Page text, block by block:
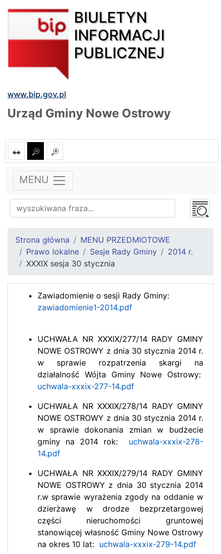
BIULETYN
INFORMACJI
PUBLICZNEJ
www.bip.gov.pl
Urząd Gminy Nowe Ostrowy
MENU
Strona główna
MENU PRZEDMIOTOWE
Prawo lokalne
Sesje Rady Gminy
2014 r.
XXXIX sesja 30 stycznia
Zawiadomienie o sesji Rady Gminy:
zawiadomienie1-2014.pdf
UCHWAŁA NR XXXIX/277/14 RADY GMINY
NOWE OSTROWY z dnia 30 stycznia 2014 r.
w sprawie rozpatrzenia skargi na
działalność Wójta Gminy Nowe Ostrowy:
uchwala-xxxix-277-14.pdf
UCHWAŁA NR XXXIX/278/14 RADY GMINY
NOWE OSTROWY z dnia 30 stycznia 2014 r.
w sprawie dokonania zmian w budżecie
gminy na 2014 rok:
uchwala-xxxix-278-
14.pdf
UCHWAŁA NR XXXIX/279/14 RADY GMINY
NOWE OSTROWY z dnia 30 stycznia 2014
r.w sprawie wyrażenia zgody na oddanie w
dzierżawę w drodze bezprzetargowej
części nieruchomości gruntowej
stanowiącej własność Gminy Nowe Ostrowy
na okres 10 lat: uchwala-xxxix-279-14.pdf